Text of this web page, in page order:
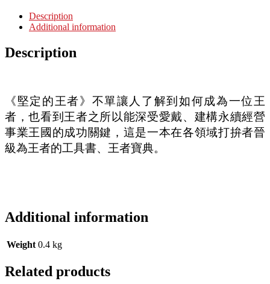
Description
Additional information
Description
《堅定的王者》不單讓人了解到如何成為一位王
者，也看到王者之所以能深受愛戴、建構永續經營
事業王國的成功關鍵，這是一本在各領域打拚者晉
級為王者的工具書、王者寶典。
Additional information
Weight 0.4 kg
Related products